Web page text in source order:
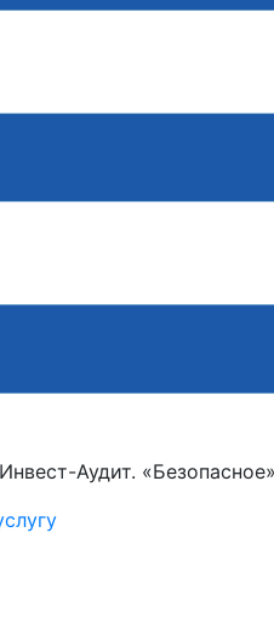
Аудит.